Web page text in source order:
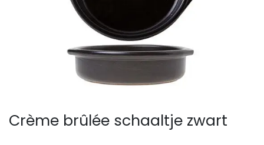
Crème brûlée schaaltje zwart